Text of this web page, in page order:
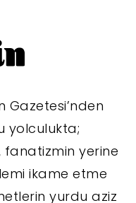
Gazetesi’nden
yolculukta;
fanatizmin yerine
ikame etme
yurdu aziz